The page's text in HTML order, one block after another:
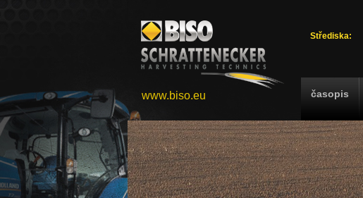
Střediska:
časopis
www.biso.eu